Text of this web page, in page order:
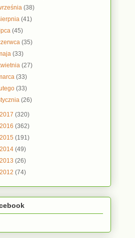
(38)
(41)
(45)
(35)
(33)
(27)
(33)
(33)
(26)
2017 (320)
2016 (362)
2015 (191)
2014 (49)
2013 (26)
2012 (74)